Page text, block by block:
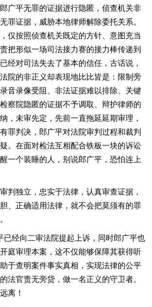
广平无罪的证据进行隐匿，侦查机关非
罪证据，威胁本地律师解除委托关系。
仅按照侦查机关既定的方针、意图充当
把形似一场司法接力赛的接力棒传递到
经对司法失去了基本的信任，古话说，
院的非正义却表现地比比皆是：限制旁
音录像受阻、非法证据难以排除、关键
察院隐匿的证据不予调取、辩护律师的
，未审先定，先前一直拖延延期审理，
罪判决，郎广平对法院审判过程和裁判
。在面对检法互相配合铁板一块的诉讼
一个装睡的人，别说郎广平，恐怕连上
判独立，忠实于法律，认真审查证据，
、正确适用法律，就不会把莫须有的罪
已经向二审法院提起上诉，同时郎广平也
庭审理本案，这不仅能够保障其获得听
于查明案件事实真相，实现法律的公平
法官责无旁贷，做一名正义的守卫者。
离！